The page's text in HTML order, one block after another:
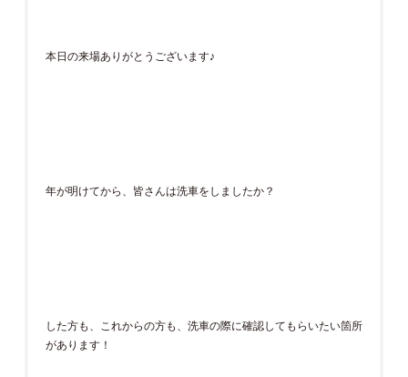
本日の来場ありがとうございます♪
年が明けてから、皆さんは洗車をしましたか？
した方も、これからの方も、洗車の際に確認してもらいたい箇所
があります！